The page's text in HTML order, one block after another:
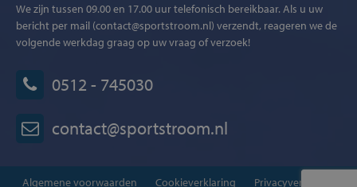
We zijn tussen 09.00 en 17.00 uur telefonisch bereikbaar. Als u uw
bericht per mail (contact@sportstroom.nl) verzendt, reageren we de
volgende werkdag graag op uw vraag of verzoek!
0512 - 745030
contact@sportstroom.nl
Algemene voorwaarden Cookieverklaring Privacyverklaring